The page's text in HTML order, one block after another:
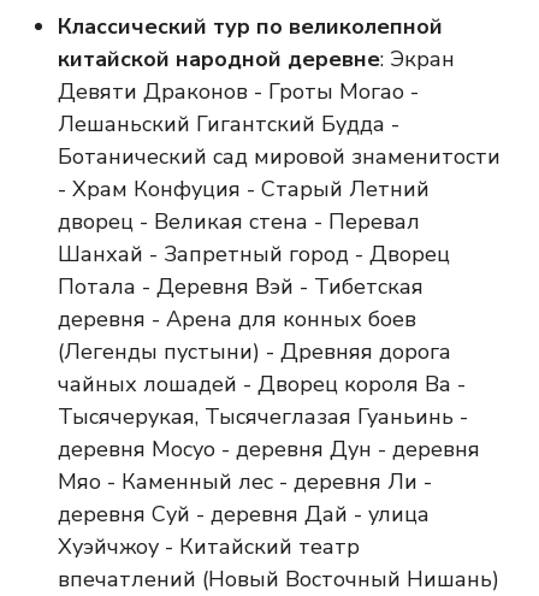
Классический тур по великолепной
китайской народной деревне: Экран
Девяти Драконов - Гроты Могао -
Лешаньский Гигантский Будда -
Ботанический сад мировой знаменитости
- Храм Конфуция - Старый Летний
дворец - Великая стена - Перевал
Шанхай - Запретный город - Дворец
Потала - Деревня Вэй - Тибетская
деревня - Арена для конных боев
(Легенды пустыни) - Древняя дорога
чайных лошадей - Дворец короля Ва -
Тысячерукая, Тысячеглазая Гуаньинь -
деревня Мосуо - деревня Дун - деревня
Мяо - Каменный лес - деревня Ли -
деревня Суй - деревня Дай - улица
Хуэйчжоу - Китайский театр
впечатлений (Новый Восточный Нишань)